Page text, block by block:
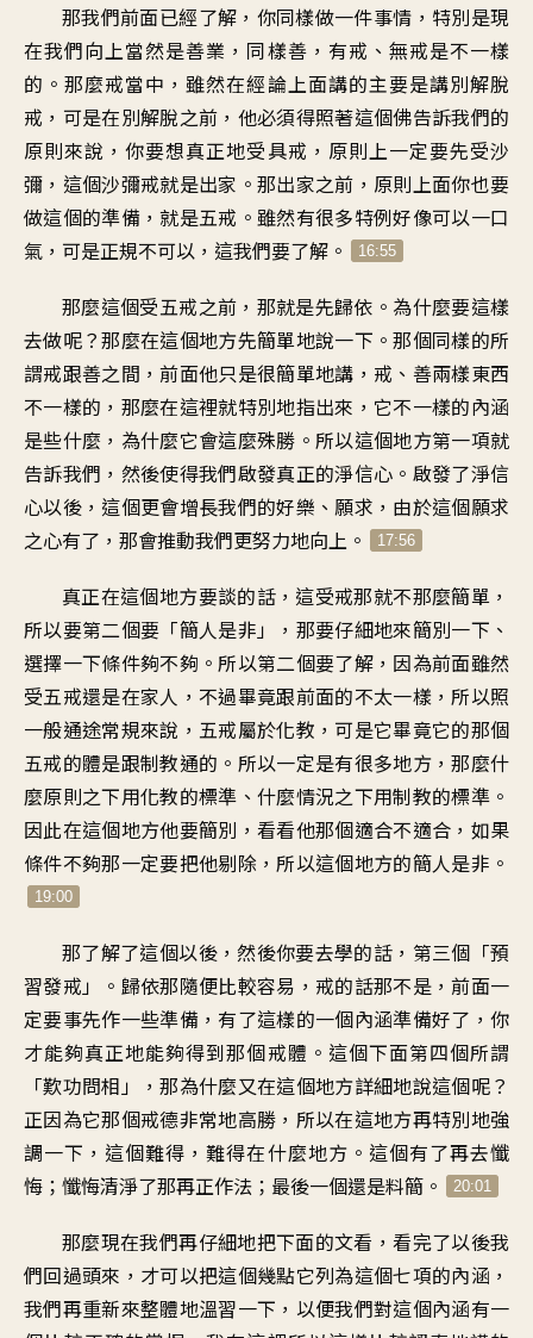
那我們前面已經了解，你同樣做一件事情，特別是現
在我們向上當然是善業，同樣善，有戒、無戒是不一樣
的。那麼戒當中，雖然在經論上面講的主要是講別解脫
戒，可是在別解脫之前，他必須得照著這個佛告訴我們的
原則來說，你要想真正地受具戒，原則上一定要先受沙
彌，這個沙彌戒就是出家。那出家之前，原則上面你也要
做這個的準備，就是五戒。雖然有很多特例好像可以一口
氣，可是正規不可以，這我們要了解。
16:55
那麼這個受五戒之前，那就是先歸依。為什麼要這樣
去做呢？那麼在這個地方先簡單地說一下。那個同樣的所
謂戒跟善之間，前面他只是很簡單地講，戒、善兩樣東西
不一樣的，那麼在這裡就特別地指出來，它不一樣的內涵
是些什麼，為什麼它會這麼殊勝。所以這個地方第一項就
告訴我們，然後使得我們啟發真正的淨信心。啟發了淨信
心以後，這個更會增長我們的好樂、願求，由於這個願求
之心有了，那會推動我們更努力地向上。
17:56
真正在這個地方要談的話，這受戒那就不那麼簡單，
所以要第二個要「簡人是非」，那要仔細地來簡別一下、
選擇一下條件夠不夠。所以第二個要了解，因為前面雖然
受五戒還是在家人，不過畢竟跟前面的不太一樣，所以照
一般通途常規來說，五戒屬於化教，可是它畢竟它的那個
五戒的體是跟制教通的。所以一定是有很多地方，那麼什
麼原則之下用化教的標準、什麼情況之下用制教的標準。
因此在這個地方他要簡別，看看他那個適合不適合，如果
條件不夠那一定要把他剔除，所以這個地方的簡人是非。
19:00
那了解了這個以後，然後你要去學的話，第三個「預
習發戒」。歸依那隨便比較容易，戒的話那不是，前面一
定要事先作一些準備，有了這樣的一個內涵準備好了，你
才能夠真正地能夠得到那個戒體。這個下面第四個所謂
「歎功問相」，那為什麼又在這個地方詳細地說這個呢？
正因為它那個戒德非常地高勝，所以在這地方再特別地強
調一下，這個難得，難得在什麼地方。這個有了再去懺
悔；懺悔清淨了那再正作法；最後一個還是料簡。
20:01
那麼現在我們再仔細地把下面的文看，看完了以後我
們回過頭來，才可以把這個幾點它列為這個七項的內涵，
我們再重新來整體地溫習一下，以便我們對這個內涵有一